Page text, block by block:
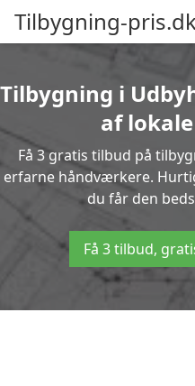
Tilbygning-
Tilbygning i
af
Få 3 gratis tilbud på
erfarne håndværkere.
du får den
Få 3 tilbud,